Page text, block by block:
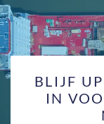
BLIJF
IN